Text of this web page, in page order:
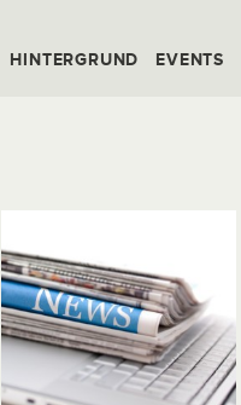
HINTERGRUND EVENTS